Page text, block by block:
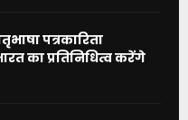
पत्रकारिता
का प्रतिनिधित्व करेंगे